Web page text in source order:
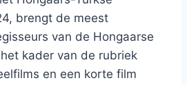
brengt de meest
van de Hongaarse
kader van de rubriek
en een korte film